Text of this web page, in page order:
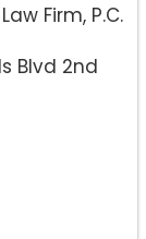
Firm, P.C.
Blvd 2nd